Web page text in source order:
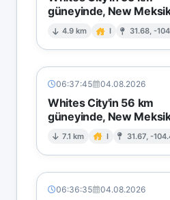
güneyinde, New
4.9 km I 31.68, -
06:37:45 04.08.2026
Whites City'in 56 km
güneyinde, New
7.1 km I 31.67, -
06:36:35 04.08.2026